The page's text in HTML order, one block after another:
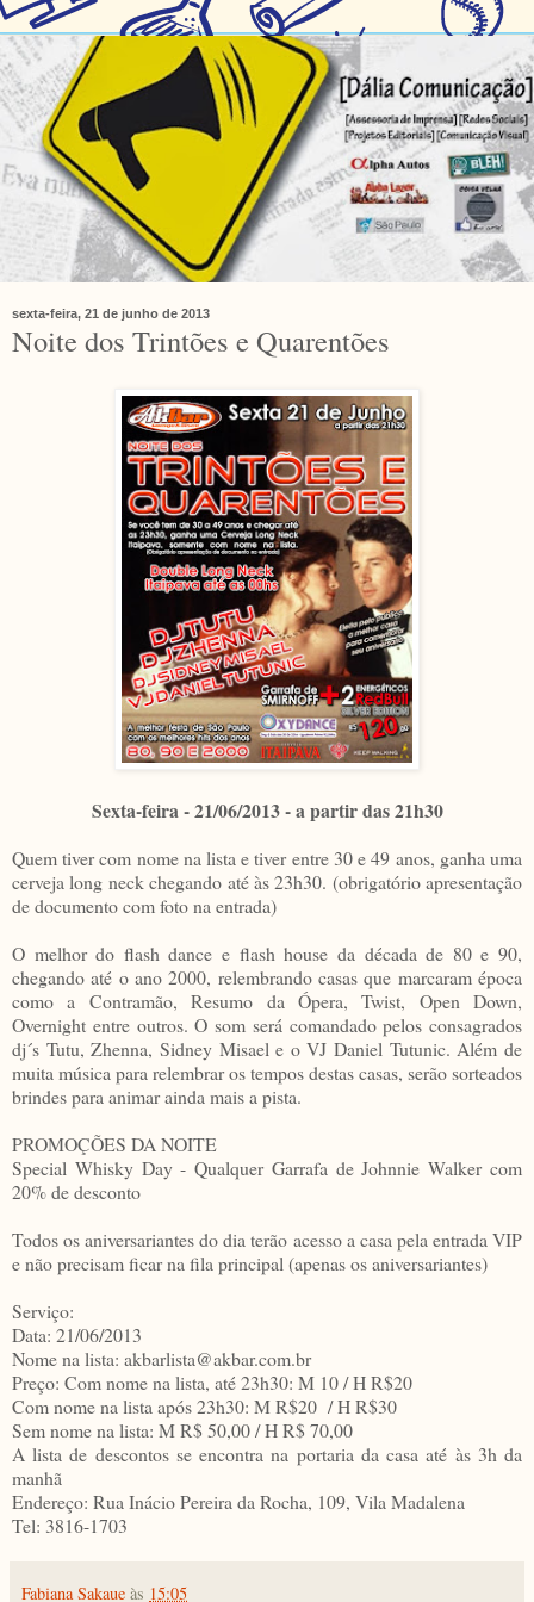
sexta-feira, 21 de junho de 2013
Noite dos Trintões e Quarentões
Sexta-feira - 21/06/2013 - a partir das 21h30
Quem tiver com nome na lista e tiver entre 30 e 49 anos, ganha uma
cerveja long neck chegando até às 23h30. (obrigatório apresentação
de documento com foto na entrada)
O melhor do flash dance e flash house da década de 80 e 90,
chegando até o ano 2000, relembrando casas que marcaram época
como a Contramão, Resumo da Ópera, Twist, Open Down,
Overnight entre outros. O som será comandado pelos consagrados
dj´s Tutu, Zhenna, Sidney Misael e o VJ Daniel Tutunic. Além de
muita música para relembrar os tempos destas casas, serão sorteados
brindes para animar ainda mais a pista.
PROMOÇÕES DA NOITE
Special Whisky Day - Qualquer Garrafa de Johnnie Walker com
20% de desconto
Todos os aniversariantes do dia terão acesso a casa pela entrada VIP
e não precisam ficar na fila principal (apenas os aniversariantes)
Serviço:
Data: 21/06/2013
Nome na lista: akbarlista@akbar.com.br
Preço: Com nome na lista, até 23h30: M 10 / H R$20
Com nome na lista após 23h30: M R$20 / H R$30
Sem nome na lista: M R$ 50,00 / H R$ 70,00
A lista de descontos se encontra na portaria da casa até às 3h da
manhã
Endereço: Rua Inácio Pereira da Rocha, 109, Vila Madalena
Tel: 3816-1703
Fabiana Sakaue às 15:05